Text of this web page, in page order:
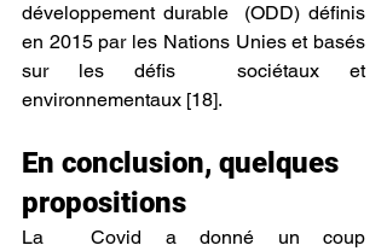
développement durable  (ODD) définis
en 2015 par les Nations Unies et basés
sur les défis  sociétaux et
environnementaux [18].
En conclusion, quelques
propositions
La  Covid a donné un coup